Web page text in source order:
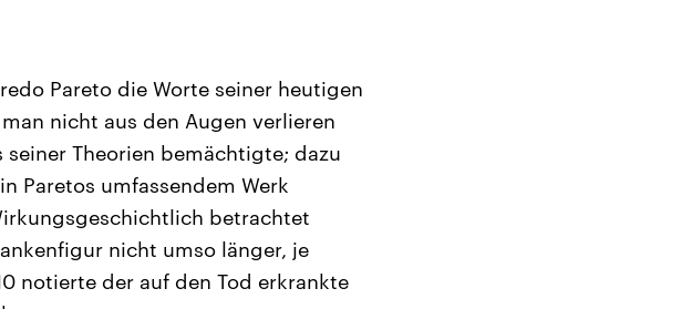
Pareto die Worte seiner heutigen
nicht aus den Augen verlieren
Theorien bemächtigte; dazu
Paretos umfassendem Werk
betrachtet
nicht umso länger, je
notierte der auf den Tod erkrankte